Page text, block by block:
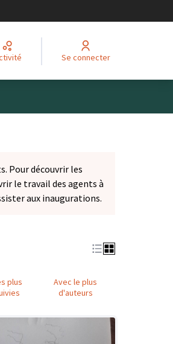
Se connecter
Pour découvrir les
le travail des agents à
aux inaugurations.
plus
Avec le plus
d'auteurs